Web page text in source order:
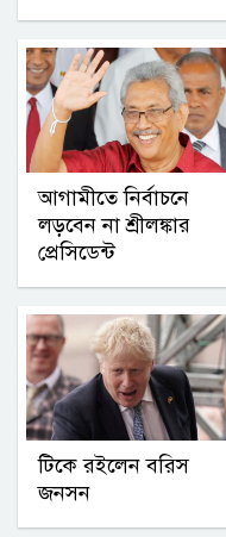
আগামীতে নির্বাচনে
লড়বেন না শ্রীলঙ্কার
প্রেসিডেন্ট
টিকে রইলেন বরিস
জনসন